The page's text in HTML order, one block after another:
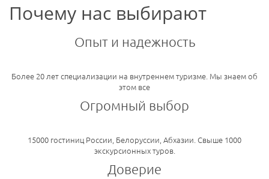
Почему нас выбирают
Опыт и надежность
Более 20 лет специализации на внутреннем туризме. Мы знаем об
этом все
Огромный выбор
15000 гостиниц России, Белоруссии, Абхазии. Свыше 1000
экскурсионных туров.
Доверие